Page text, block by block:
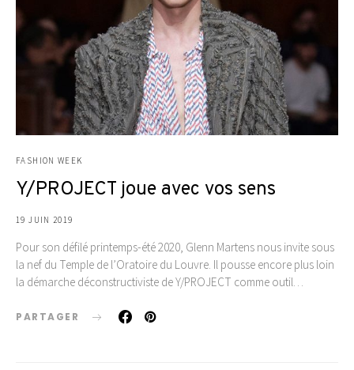
FASHION WEEK
Y/PROJECT joue avec vos sens
19 JUIN 2019
Pour son défilé printemps-été 2020, Glenn Martens nous invite sous
la nef du Temple de l’Oratoire du Louvre. Il pousse encore plus loin
la démarche déconstructiviste de Y/PROJECT comme outil…
PARTAGER